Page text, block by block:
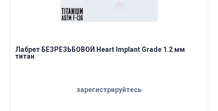
Лабрет БЕЗРЕЗЬБОВОЙ Heart Implant Grade 1.2 мм
титан
зарегистрируйтесь